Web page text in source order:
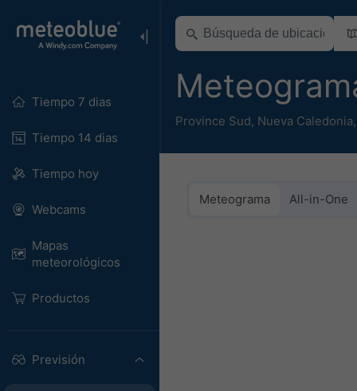
Tiempo 7 dias
Tiempo 14 dias
Tiempo hoy
Webcams
Mapas
meteorológicos
Productos
Previsión
Province Sud, Nueva Caledonia,
Meteograma All-in-One